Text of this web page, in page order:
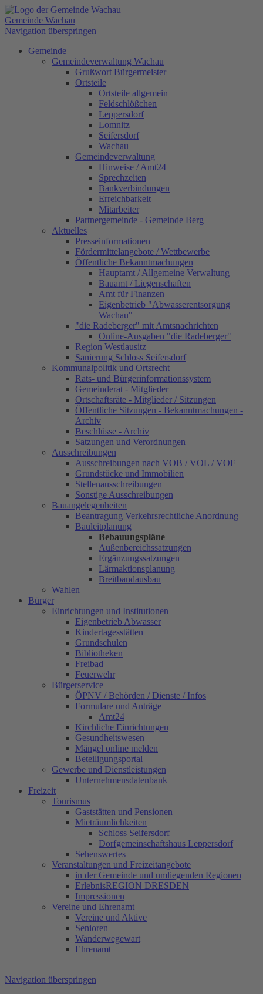
Gemeinde Wachau
Navigation überspringen
Gemeinde
Gemeindeverwaltung Wachau
Grußwort Bürgermeister
Ortsteile
Ortsteile allgemein
Feldschlößchen
Leppersdorf
Lomnitz
Seifersdorf
Wachau
Gemeindeverwaltung
Hinweise / Amt24
Sprechzeiten
Bankverbindungen
Erreichbarkeit
Mitarbeiter
Partnergemeinde - Gemeinde Berg
Aktuelles
Presseinformationen
Fördermittelangebote / Wettbewerbe
Öffentliche Bekanntmachungen
Hauptamt / Allgemeine Verwaltung
Bauamt / Liegenschaften
Amt für Finanzen
Eigenbetrieb "Abwasserentsorgung
Wachau"
"die Radeberger" mit Amtsnachrichten
Online-Ausgaben "die Radeberger"
Region Westlausitz
Sanierung Schloss Seifersdorf
Kommunalpolitik und Ortsrecht
Rats- und Bürgerinformationssystem
Gemeinderat - Mitglieder
Ortschaftsräte - Mitglieder / Sitzungen
Öffentliche Sitzungen - Bekanntmachungen -
Archiv
Beschlüsse - Archiv
Satzungen und Verordnungen
Ausschreibungen
Ausschreibungen nach VOB / VOL / VOF
Grundstücke und Immobilien
Stellenausschreibungen
Sonstige Ausschreibungen
Bauangelegenheiten
Beantragung Verkehrsrechtliche Anordnung
Bauleitplanung
Bebauungspläne
Außenbereichssatzungen
Ergänzungssatzungen
Lärmaktionsplanung
Breitbandausbau
Wahlen
Bürger
Einrichtungen und Institutionen
Eigenbetrieb Abwasser
Kindertagesstätten
Grundschulen
Bibliotheken
Freibad
Feuerwehr
Bürgerservice
ÖPNV / Behörden / Dienste / Infos
Formulare und Anträge
Amt24
Kirchliche Einrichtungen
Gesundheitswesen
Mängel online melden
Beteiligungsportal
Gewerbe und Dienstleistungen
Unternehmensdatenbank
Freizeit
Tourismus
Gaststätten und Pensionen
Mieträumlichkeiten
Schloss Seifersdorf
Dorfgemeinschaftshaus Leppersdorf
Sehenswertes
Veranstaltungen und Freizeitangebote
in der Gemeinde und umliegenden Regionen
ErlebnisREGION DRESDEN
Impressionen
Vereine und Ehrenamt
Vereine und Aktive
Senioren
Wanderwegewart
Ehrenamt
≡
Navigation überspringen